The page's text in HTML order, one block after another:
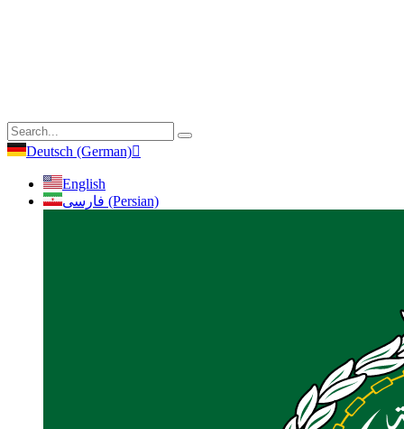
Deutsch (German)
English
فارسی (Persian)